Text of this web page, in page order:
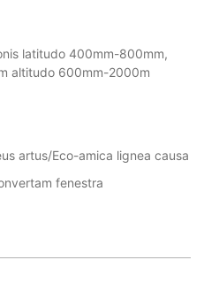
latitudo 400mm-800mm,
altitudo 600mm-2000m
artus/Eco-amica lignea causa
fenestra